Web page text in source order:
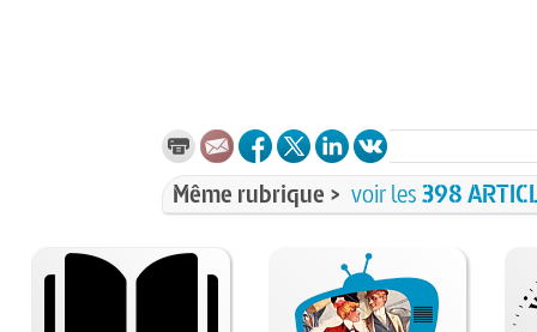
Même rubrique > voir les398